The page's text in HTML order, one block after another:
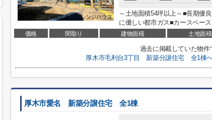
～土地面積54坪以上～■長期優
に優しい都市ガス■カースペー
価格 間取り 建物面積 土地面積
過去に掲載していた物件
厚木市毛利台3丁目 新築分譲住宅 全1棟
厚木市愛名 新築分譲住宅 全1棟